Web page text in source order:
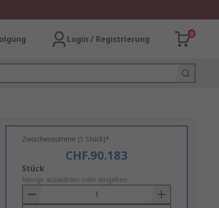
Login / Registrierung
0
Zwischensumme (1 Stück)*
CHF.90.183
Add
to
Basket
Stück
Menge auswählen oder eingeben